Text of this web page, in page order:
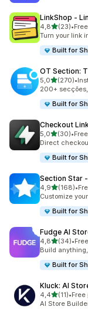
LinkShop ‑
4,8de 5(23)
23 total de
•
Turn your link
Built for
OT Section:
5,0de 5(270)
270 total de
•
200+
Built for
Checkout
5,0de 5(30)
30 total de
•
Direct
Built for
Section Star
4,9de 5(168)
168 total de•
Customize
Built for
Fudge AI
4,8de 5(34)
34 total de•
Build
Built for
Kluck: AI
4,4de 5
(11)
11 total de
•Free
AI Store